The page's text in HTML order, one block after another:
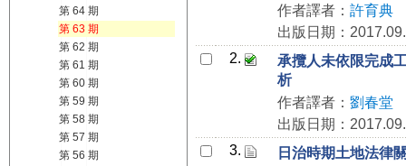
第 64 期
第 63 期
第 62 期
第 61 期
第 60 期
第 59 期
第 58 期
第 57 期
第 56 期
作者譯者： 許育典
出版日期：
2.
承攬人未依限完成
析
作者譯者： 劉春堂
出版日期：
3.
日治時期土地法律